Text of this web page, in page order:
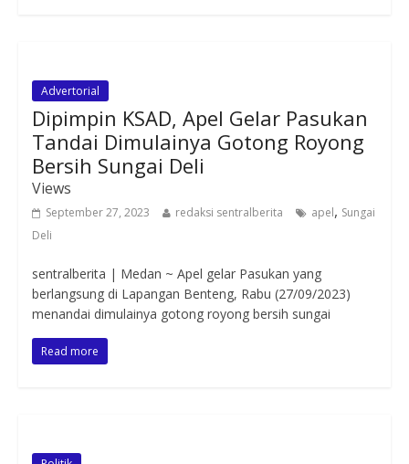
Advertorial
Dipimpin KSAD, Apel Gelar Pasukan
Tandai Dimulainya Gotong Royong
Bersih Sungai Deli
Views
September 27, 2023 redaksi sentralberita apel, Sungai
Deli
sentralberita | Medan ~ Apel gelar Pasukan yang
berlangsung di Lapangan Benteng, Rabu (27/09/2023)
menandai dimulainya gotong royong bersih sungai
Read more